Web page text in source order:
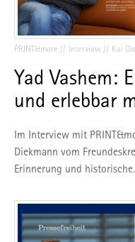
PRINT&more Interview Kai
Yad Vashem:
und erlebbar
Im Interview mit
Diekmann vom
Erinnerung und